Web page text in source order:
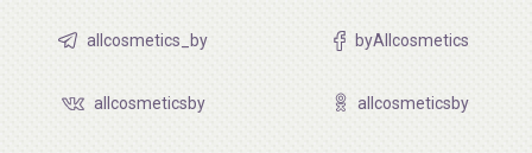
allcosmetics_by byAllcosmetics
allcosmeticsby allcosmeticsby